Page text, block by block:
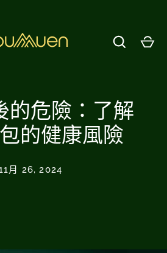
的危險：了解
的健康風險
月 26, 2024